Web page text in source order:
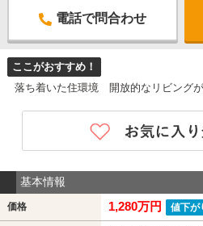
電話で問合わせ
ここがおすすめ！
落ち着いた住環境 開放的なリビング
基本情報
価格 1,280万円 値下が